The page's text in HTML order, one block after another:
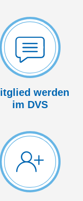
werden
im DVS